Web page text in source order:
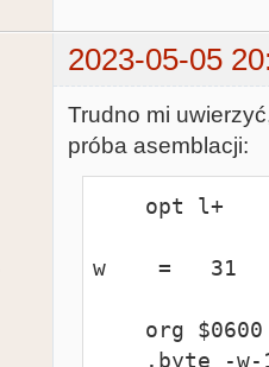
2023-05-05
Trudno mi
próba asemblacji:
w    =   31